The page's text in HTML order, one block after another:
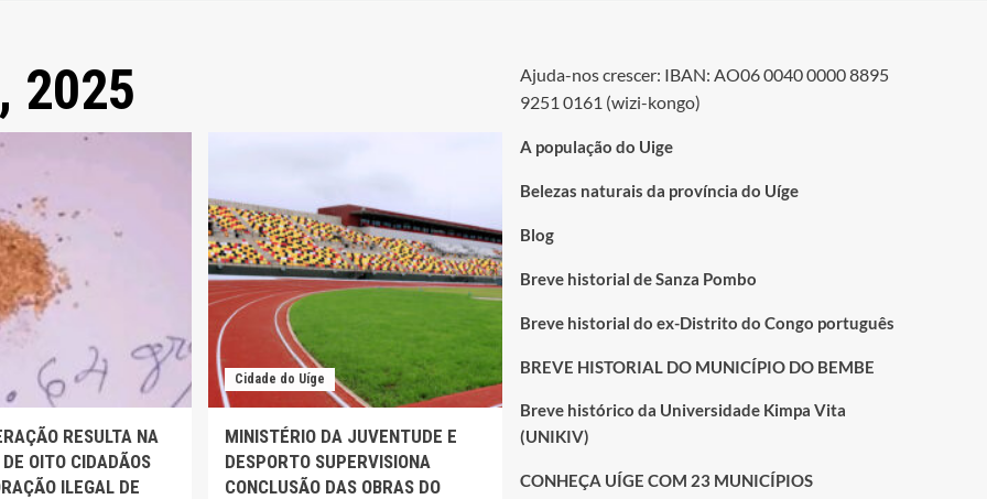
2025
RESULTA NA
OITO CIDADÃOS
ILEGAL DE
Cidade do Uíge
MINISTÉRIO DA JUVENTUDE E
DESPORTO SUPERVISIONA
CONCLUSÃO DAS OBRAS DO
Ajuda-nos crescer: IBAN: AO06 0040 0000 8895
9251 0161 (wizi-kongo)
A população do Uige
Belezas naturais da província do Uíge
Blog
Breve historial de Sanza Pombo
Breve historial do ex-Distrito do Congo português
BREVE HISTORIAL DO MUNICÍPIO DO BEMBE
Breve histórico da Universidade Kimpa Vita
(UNIKIV)
CONHEÇA UÍGE COM 23 MUNICÍPIOS